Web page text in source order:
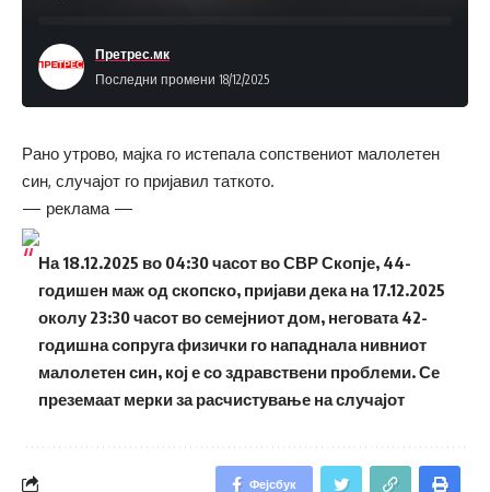
Последни промени 18/12/2025
Претрес.мк
Рано утрово, мајка го истепала сопствениот малолетен
син, случајот го пријавил таткото.
— реклама —
На 18.12.2025 во 04:30 часот во СВР Скопје, 44-
годишен маж од скопско, пријави дека на 17.12.2025
околу 23:30 часот во семејниот дом, неговата 42-
годишна сопруга физички го нападнала нивниот
малолетен син, кој е со здравствени проблеми. Се
преземаат мерки за расчистување на случајот
Фејсбук